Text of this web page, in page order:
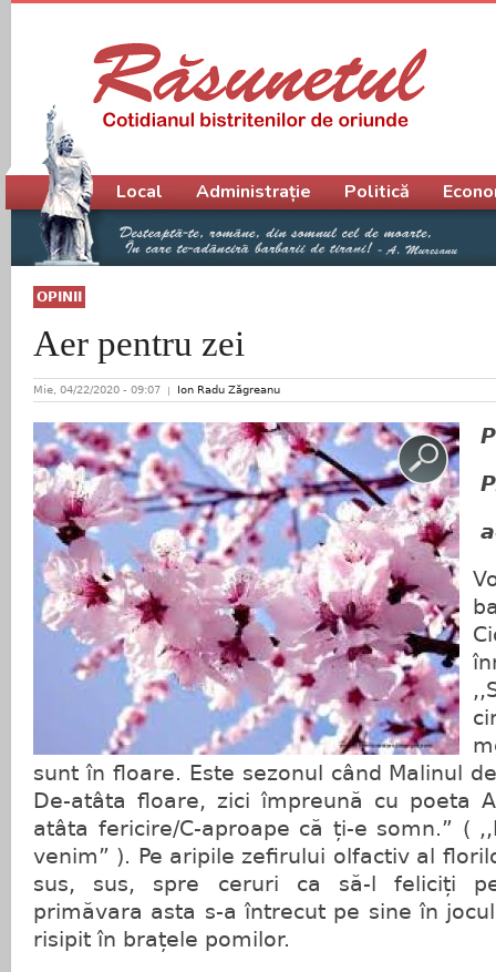
OPINII
Aer pentru zei
Mie, 04/22/2020 - 09:07 Ion Radu Zăgreanu
sunt în floare. Este sezonul când Malinul
De-atâta floare, zici împreună cu poeta
atâta fericire/C-aproape că ți-e somn.” (
venim” ). Pe aripile zefirului olfactiv al
sus, sus, spre ceruri ca să-l feliciți
primăvara asta s-a întrecut pe sine în
risipit în brațele pomilor.
Meniu principal
Local Administrație Politică